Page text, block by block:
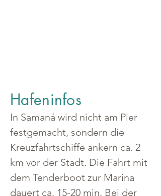
Hafeninfos
In Samaná wird nicht am Pier
festgemacht, sondern die
Kreuzfahrtschiffe ankern ca. 2
km vor der Stadt. Die Fahrt mit
dem Tenderboot zur Marina
dauert ca. 15-20 min. Bei der